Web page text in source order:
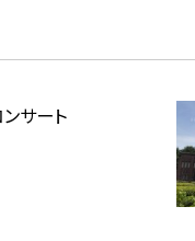
サート